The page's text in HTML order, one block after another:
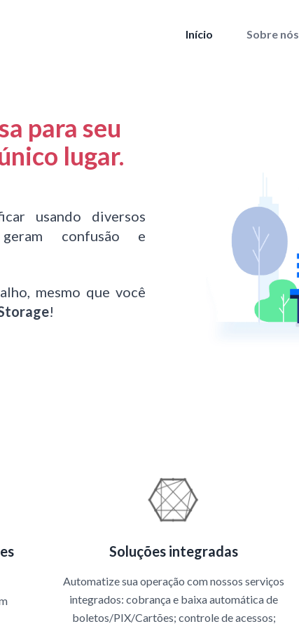
Início Sobre nós
para seu
lugar.
usando diversos
confusão e
mesmo que você
!
Soluções integradas
Automatize sua operação com nossos serviços
integrados: cobrança e baixa automática de
boletos/PIX/Cartões; controle de acessos;